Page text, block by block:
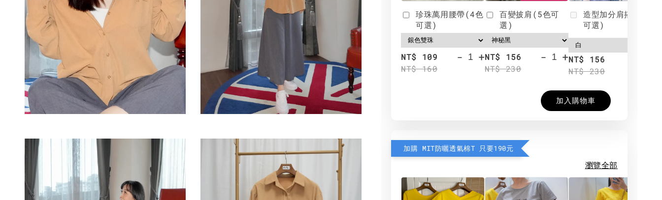
珍珠萬用腰帶(4色
可選)
NT$ 109
NT$ 160
- +
百變披肩(5色可
選)
NT$ 156
NT$ 230
- +
造型加分肩搭(4色
可選)
NT$ 156
NT$ 230
加入購物車
加購 MIT防曬透氣棉T 只要190元
瀏覽全部